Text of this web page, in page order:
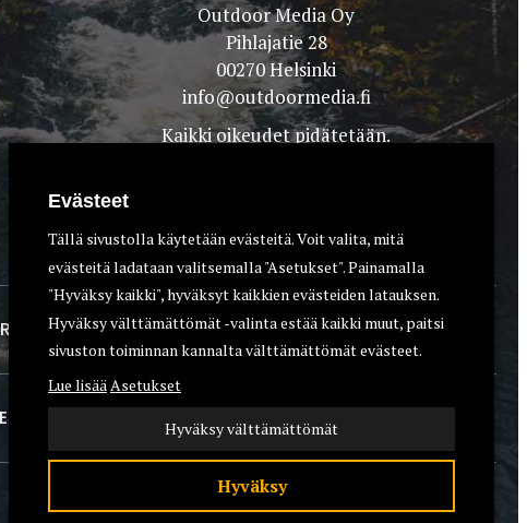
Outdoor Media Oy
Pihlajatie 28
00270 Helsinki
info@outdoormedia.fi
Kaikki oikeudet pidätetään.
KOIRAT
Evästeet
Tällä sivustolla käytetään evästeitä. Voit valita, mitä
evästeitä ladataan valitsemalla "Asetukset". Painamalla
"Hyväksy kaikki", hyväksyt kaikkien evästeiden latauksen.
Hyväksy välttämättömät -valinta estää kaikki muut, paitsi
sivuston toiminnan kannalta välttämättömät evästeet.
Lue lisääAsetukset
Hyväksy välttämättömät
Hyväksy